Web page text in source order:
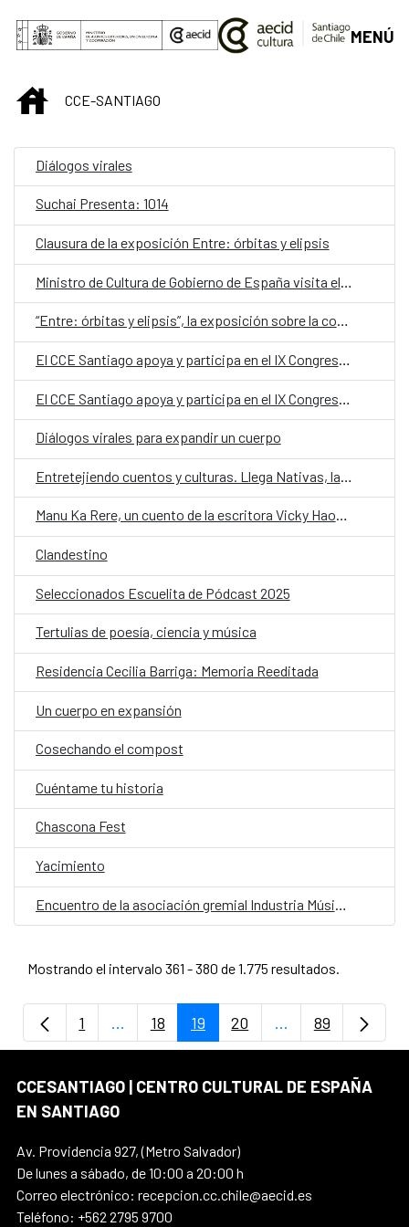
Saltar al contenido principal
MENÚ
INICIOCCE-SANTIAGO
Diálogos virales
Suchai Presenta: 1014
Clausura de la exposición Entre: órbitas y elipsis
“Entre: órbitas y elipsis”, la exposición sobre la conciliación entre maternidad y creación artística se despide con un concierto en el CCESantiago
El CCE Santiago apoya y participa en el IX Congreso Iberoamericano de Cultura que se celebra en Chile
Diálogos virales para expandir un cuerpo
Entretejiendo cuentos y culturas. Llega Nativas, la cuarta temporada de Cuentos en Red
Manu Ka Rere, un cuento de la escritora Vicky Haoa, inaugura la cuarta edición de Cuentos en RedManu Ka Rere, un cuento de la escritora Vicky Haoa, inaugura la cuarta edición de Cuentos en Red
Clandestino
Seleccionados Escuelita de Pódcast 2025
Tertulias de poesía, ciencia y música
Residencia Cecilia Barriga: Memoria Reeditada
Un cuerpo en expansión
Cosechando el compost
Cuéntame tu historia
Chascona Fest
Yacimiento
Mostrando el intervalo 361 - 380 de 1.775 resultados.
Página
1 ...Páginas intermedias Use TAB para
Página
18 Página
19 Página
20 ...PáginasPágina
89
CCESANTIAGO | CENTRO CULTURAL DE ESPAÑA
EN SANTIAGO
Av. Providencia 927, (Metro Salvador)
De lunes a sábado, de 10:00 a 20:00 h
Correo electrónico: recepcion.cc.chile@aecid.es
Teléfono: +562 2795 9700